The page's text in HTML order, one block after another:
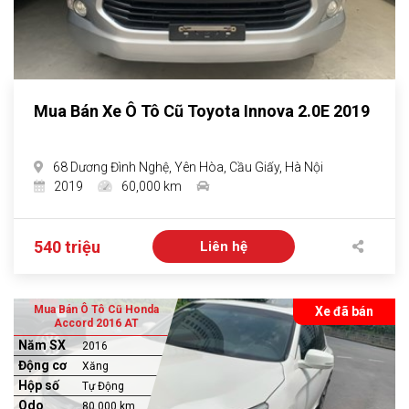
Mua Bán Xe Ô Tô Cũ Toyota Innova 2.0E 2019
68 Dương Đình Nghệ, Yên Hòa, Cầu Giấy, Hà Nội
2019
60,000 km
540 triệu Liên hệ
Xe đã bán
Mua Bán Ô Tô Cũ Honda
Accord 2016 AT
Năm SX 2016
Động cơ Xăng
Hộp số Tự Động
Odo 80,000 km